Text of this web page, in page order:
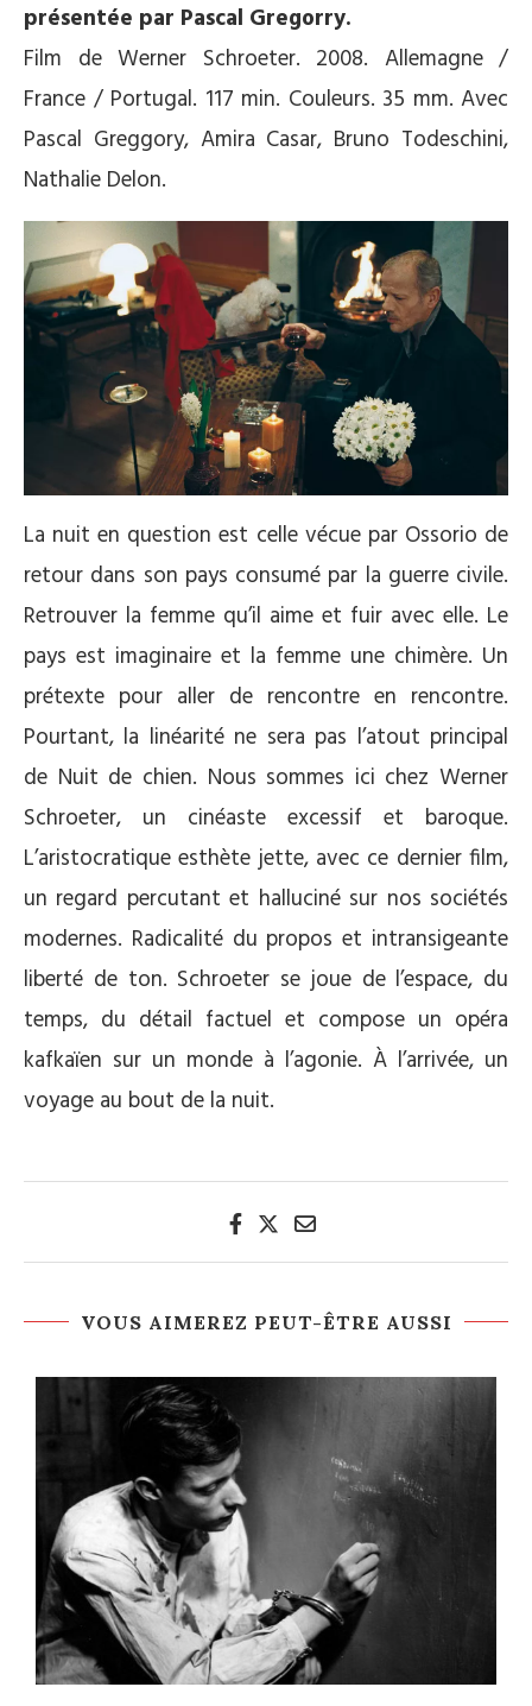
présentée par Pascal Gregorry.
Film de Werner Schroeter. 2008. Allemagne /
France / Portugal. 117 min. Couleurs. 35 mm. Avec
Pascal Greggory, Amira Casar, Bruno Todeschini,
Nathalie Delon.
La nuit en question est celle vécue par Ossorio de
retour dans son pays consumé par la guerre civile.
Retrouver la femme qu’il aime et fuir avec elle. Le
pays est imaginaire et la femme une chimère. Un
prétexte pour aller de rencontre en rencontre.
Pourtant, la linéarité ne sera pas l’atout principal
de Nuit de chien. Nous sommes ici chez Werner
Schroeter, un cinéaste excessif et baroque.
L’aristocratique esthète jette, avec ce dernier film,
un regard percutant et halluciné sur nos sociétés
modernes. Radicalité du propos et intransigeante
liberté de ton. Schroeter se joue de l’espace, du
temps, du détail factuel et compose un opéra
kafkaïen sur un monde à l’agonie. À l’arrivée, un
voyage au bout de la nuit.
VOUS AIMEREZ PEUT-ÊTRE AUSSI